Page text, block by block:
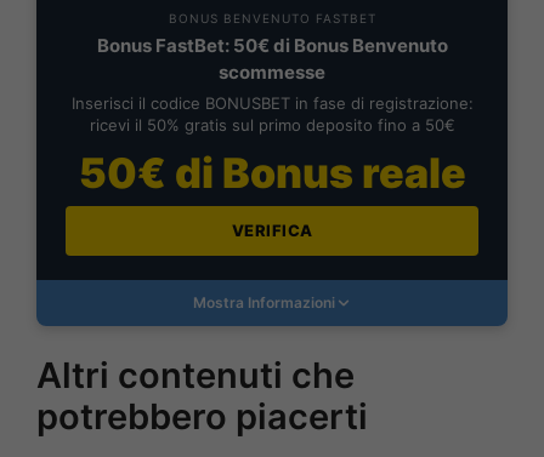
BONUS BENVENUTO FASTBET
Bonus FastBet: 50€ di Bonus Benvenuto
scommesse
Inserisci il codice BONUSBET in fase di registrazione:
ricevi il 50% gratis sul primo deposito fino a 50€
50€ di Bonus reale
VERIFICA
Mostra Informazioni
Altri contenuti che
potrebbero piacerti